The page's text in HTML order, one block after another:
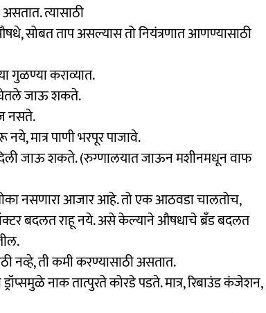
त्यासाठी
सोबत ताप असल्यास तो नियंत्रणात आणण्यासाठी
गुळण्या कराव्यात.
घेतले जाऊ शकते.
नसते.
मात्र पाणी भरपूर पाजावे.
दिली जाऊ शकते. (रुग्णालयात जाऊन मशीनमधून वाफ
नसणारा आजार आहे. तो एक आठवडा चालतोच,
बदलत राहू नये. असे केल्याने औषधाचे ब्रँड बदलत
नव्हे, ती कमी करण्यासाठी असतात.
नाक तात्पुरते कोरडे पडते. मात्र, रिबाउंड कंजेशन,